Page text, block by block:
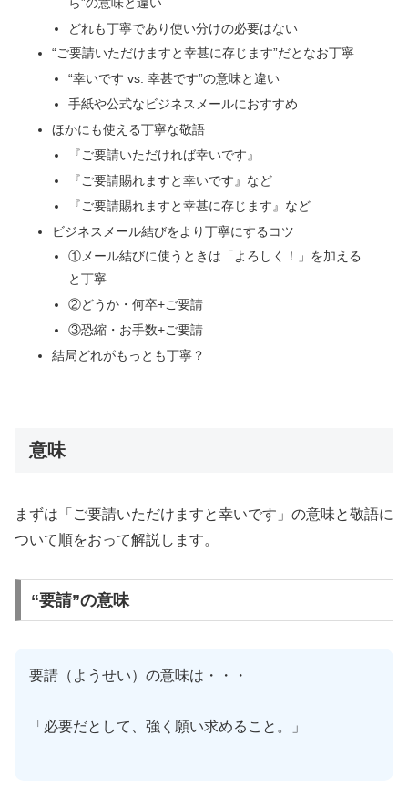
どれも丁寧であり使い分けの必要はない
“ご要請いただけますと幸甚に存じます”だとなお丁寧
“幸いです vs. 幸甚です”の意味と違い
手紙や公式なビジネスメールにおすすめ
ほかにも使える丁寧な敬語
『ご要請いただければ幸いです』
『ご要請賜れますと幸いです』など
『ご要請賜れますと幸甚に存じます』など
ビジネスメール結びをより丁寧にするコツ
①メール結びに使うときは「よろしく！」を加える
と丁寧
②どうか・何卒+ご要請
③恐縮・お手数+ご要請
結局どれがもっとも丁寧？
意味
まずは「ご要請いただけますと幸いです」の意味と敬語に
ついて順をおって解説します。
“要請”の意味
要請（ようせい）の意味は・・・
「必要だとして、強く願い求めること。」